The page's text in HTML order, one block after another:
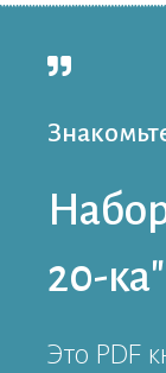
20-ка"
Это PDF